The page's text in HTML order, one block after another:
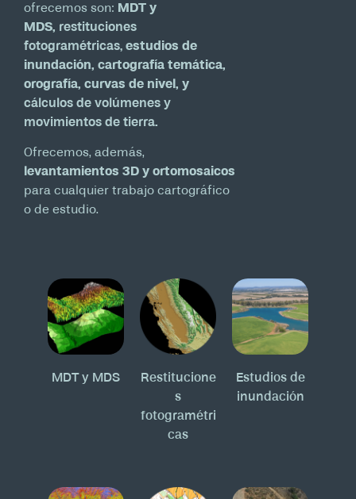
ofrecemos son: MDT y
MDS, restituciones
fotogramétricas, estudios de
inundación, cartografía temática,
orografía, curvas de nivel, y
cálculos de volúmenes y
movimientos de tierra.
Ofrecemos, además,
levantamientos 3D y ortomosaicos
para cualquier trabajo cartográfico
o de estudio.
MDT y MDS
Restitucione
s
fotogramétri
cas
Estudios de
inundación